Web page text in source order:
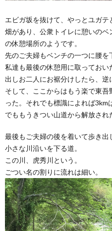
エビガ坂を抜けて、やっとユガテ
畑があり、公衆トイレに憩いの
の休憩場所のようです。
先のご夫婦もベンチの一つに腰を
私達も最後の休憩用に取ってお
出しお二人にお裾分けしたら、逆
そして、ここからはもう楽で東
った。それでも標識によれば3km
でももうきつい山道から解放され
最後もご夫婦の後を着いて歩き出
小さな川沿いを下る道。
この川、虎秀川という。
ごつい名の割りに流れは細い。